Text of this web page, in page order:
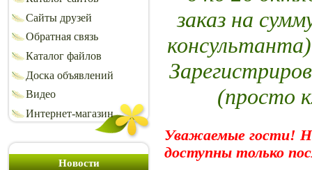
Сайты друзей
Обратная связь
Каталог файлов
Доска объявлений
Видео
Интернет-магазин
Новости
заказ на
(просто
Уважаемые гости!
доступны только